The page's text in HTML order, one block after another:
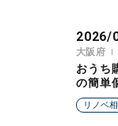
2026/
大阪府
おうち
の簡単
リノベ